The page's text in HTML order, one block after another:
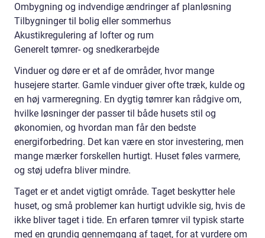
Ombygning og indvendige ændringer af planløsning
Tilbygninger til bolig eller sommerhus
Akustikregulering af lofter og rum
Generelt tømrer- og snedkerarbejde
Vinduer og døre er et af de områder, hvor mange
husejere starter. Gamle vinduer giver ofte træk, kulde og
en høj varmeregning. En dygtig tømrer kan rådgive om,
hvilke løsninger der passer til både husets stil og
økonomien, og hvordan man får den bedste
energiforbedring. Det kan være en stor investering, men
mange mærker forskellen hurtigt. Huset føles varmere,
og støj udefra bliver mindre.
Taget er et andet vigtigt område. Taget beskytter hele
huset, og små problemer kan hurtigt udvikle sig, hvis de
ikke bliver taget i tide. En erfaren tømrer vil typisk starte
med en grundig gennemgang af taget, for at vurdere om